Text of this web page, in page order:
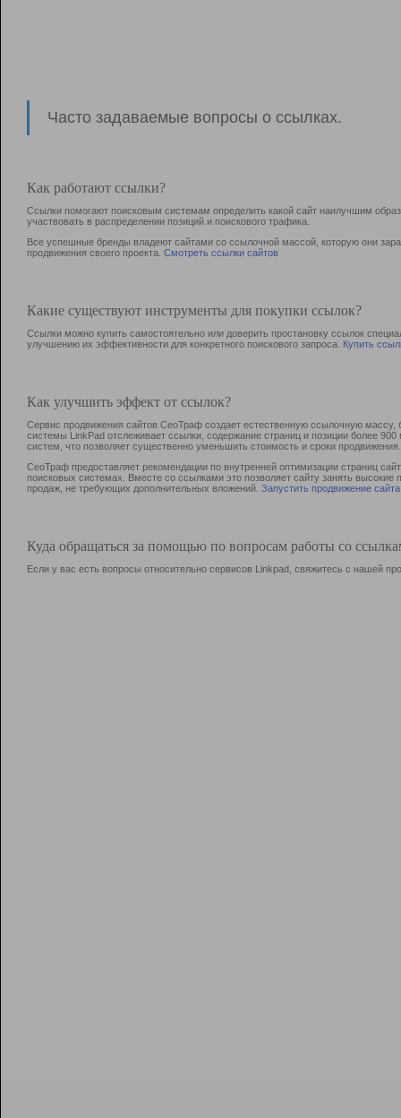
Часто задаваемые вопросы о ссылках.
Как работают ссылки?
Ссылки помогают поисковым системам определить какой сайт наилучшим
участвовать в раcпределении позиций и поискового трафика.
Все успешные бренды владеют сайтами со ссылочной массой, которую они
продвижения своего проекта. Смотреть ссылки сайтов
Какие существуют инструменты для покупки ссылок?
Ссылки можно купить самостоятельно или доверить простановку ссылок
улучшению их эффективности для конкретного поискового запроса. Купить
Как улучшить эффект от ссылок?
Сервис продвижения сайтов СеоТраф создает естественную ссылочную
системы LinkPad отслеживает ссылки, содержание страниц и позиции более
систем, что позволяет существенно уменьшить стоимость и сроки продвижения.
СеоТраф предоставляет рекомендации по внутренней оптимизации страниц
поисковых системах. Вместе со ссылками это позволяет сайту занять
продаж, не требующих дополнительных вложений. Запустить продвижение сайта
Куда обращаться за помощью по вопросам работы со
Если у вас есть вопросы относительно сервисов Linkpad, свяжитесь с нашей